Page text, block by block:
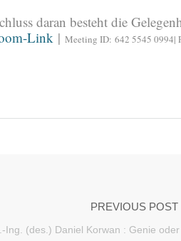
daran besteht die
Link | Meeting ID: 642 5545 0994|
PREVIOUS POST
Ing. (des.) Daniel Korwan : Genie